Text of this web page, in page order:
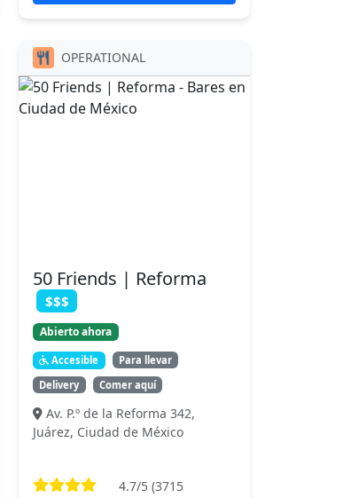
OPERATIONAL
50 Friends | Reforma
$$$
Abierto ahora
Accesible
Para llevar
Delivery
Comer aquí
Av. P.º de la Reforma 342,
Juárez, Ciudad de México
4.7/5 (3715